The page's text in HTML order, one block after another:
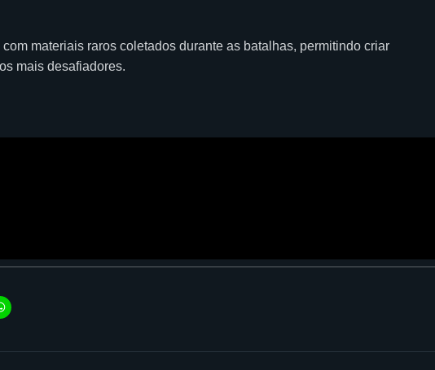
materiais raros coletados durante as batalhas, permitindo criar
mais desafiadores.